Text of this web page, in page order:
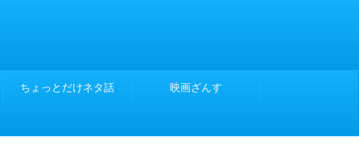
ちょっとだけネタ話 映画ざんす